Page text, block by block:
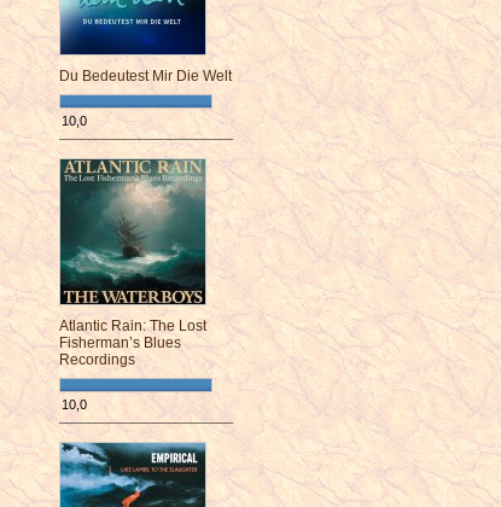
Du Bedeutest Mir Die Welt
10,0
¯¯¯¯¯¯¯¯¯¯¯¯¯¯¯¯¯¯¯¯¯¯¯¯
Atlantic Rain: The Lost
Fisherman’s Blues
Recordings
10,0
¯¯¯¯¯¯¯¯¯¯¯¯¯¯¯¯¯¯¯¯¯¯¯¯